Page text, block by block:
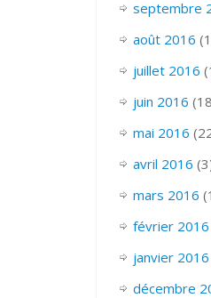
septembre
août 2016
juillet 2016
juin 2016
mai 2016
avril 2016
mars 2016
février 2016
janvier 2016
décembre